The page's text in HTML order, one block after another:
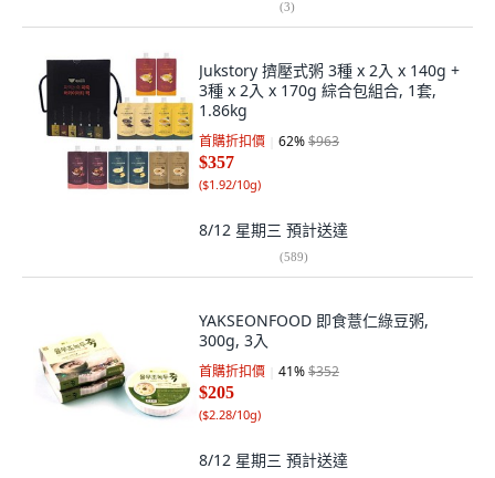
(3)
Jukstory 擠壓式粥 3種 x 2入 x 140g +
3種 x 2入 x 170g 綜合包組合, 1套,
1.86kg
首購折扣價 62%$963
$357
($1.92/10g)
8/12 星期三 預計送達
(589)
YAKSEONFOOD 即食薏仁綠豆粥,
300g, 3入
首購折扣價 41%$352
$205
($2.28/10g)
8/12 星期三 預計送達